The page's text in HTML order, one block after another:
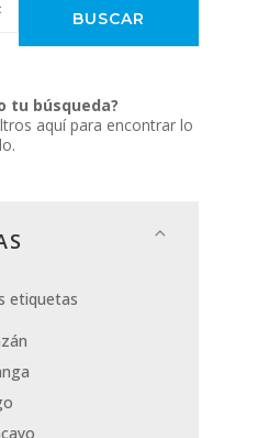
tu búsqueda?
aquí para encontrar lo
etiquetas